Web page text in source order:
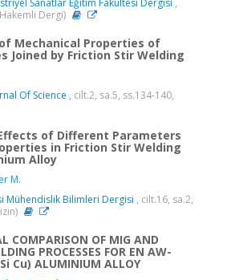
Sanatlar Eğitim Fakültesi Dergisi ,
Dergi)
Mechanical Properties of
Joined by Friction Stir Welding
Of Science , cilt.2, sa.5, ss.134-140,
of Different Parameters
in Friction Stir Welding
Alloy
M.
Mühendislik Bilimleri Dergisi , cilt.16, sa.2,
COMPARISON OF MIG AND
PROCESSES FOR EN AW-
Cu) ALUMINIUM ALLOY